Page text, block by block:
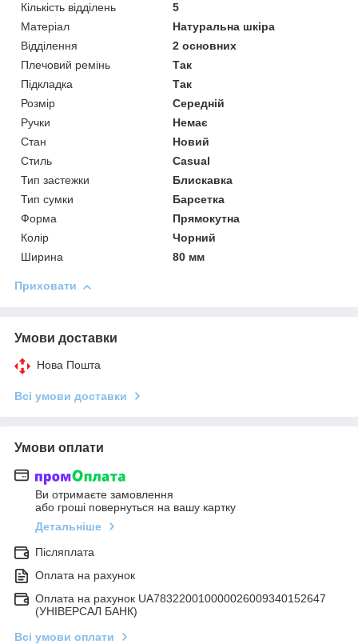
Кількість відділень
5
Матеріал
Натуральна шкіра
Відділення
2 основних
Плечовий ремінь
Так
Підкладка
Так
Розмір
Середній
Ручки
Немає
Стан
Новий
Стиль
Casual
Тип застежки
Блискавка
Тип сумки
Барсетка
Форма
Прямокутна
Колір
Чорний
Ширина
80 мм
Приховати
Умови доставки
Нова Пошта
Всі умови доставки
Умови оплати
Ви отримаєте замовлення
або гроші повернуться на вашу картку
Детальніше
Післяплата
Оплата на рахунок
Оплата на рахунок UA783220010000026009340152647
(УНІВЕРСАЛ БАНК)
Всі умови оплати